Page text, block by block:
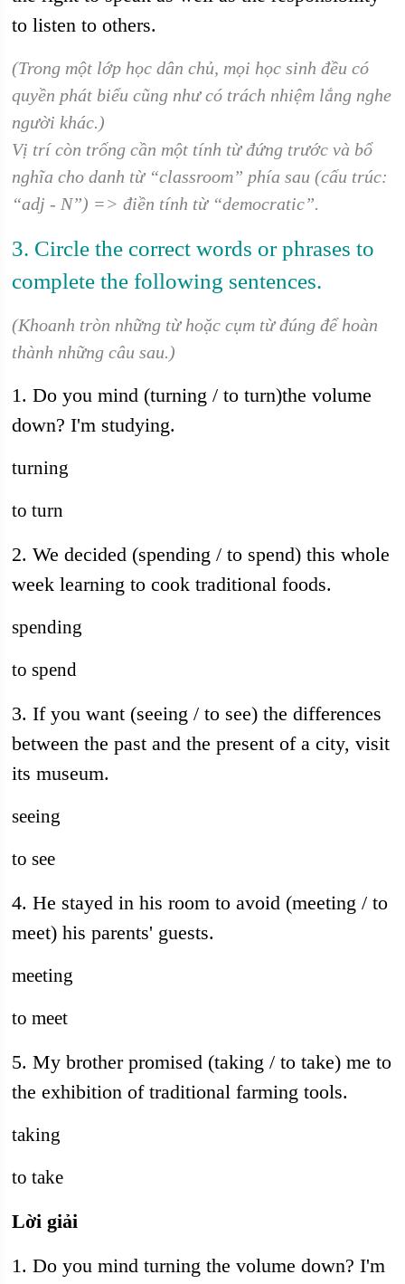
to listen to others.
(Trong một lớp học dân chủ, mọi học sinh đều có
quyền phát biểu cũng như có trách nhiệm lắng nghe
người khác.)
Vị trí còn trống cần một tính từ đứng trước và bổ
nghĩa cho danh từ “classroom” phía sau (cấu trúc:
“adj - N”) => điền tính từ “democratic”.
3. Circle the correct words or phrases to
complete the following sentences.
(Khoanh tròn những từ hoặc cụm từ đúng để hoàn
thành những câu sau.)
1. Do you mind (turning / to turn)the volume
down? I'm studying.
turning
to turn
2. We decided (spending / to spend) this whole
week learning to cook traditional foods.
spending
to spend
3. If you want (seeing / to see) the differences
between the past and the present of a city, visit
its museum.
seeing
to see
4. He stayed in his room to avoid (meeting / to
meet) his parents' guests.
meeting
to meet
5. My brother promised (taking / to take) me to
the exhibition of traditional farming tools.
taking
to take
Lời giải
1. Do you mind turning the volume down? I'm